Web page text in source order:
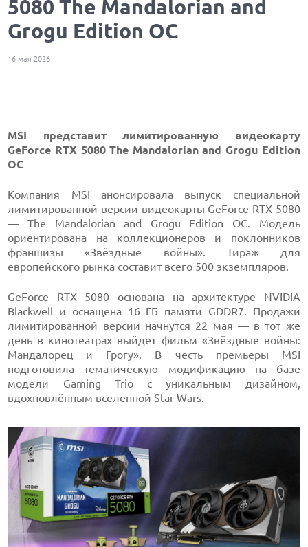
5080 The Mandalorian and
Grogu Edition OC
16 мая 2026
MSI представит лимитированную видеокарту
GeForce RTX 5080 The Mandalorian and Grogu Edition
OC
Компания MSI анонсировала выпуск специальной
лимитированной версии видеокарты GeForce RTX 5080
— The Mandalorian and Grogu Edition OC. Модель
ориентирована на коллекционеров и поклонников
франшизы «Звёздные войны». Тираж для
европейского рынка составит всего 500 экземпляров.
GeForce RTX 5080 основана на архитектуре NVIDIA
Blackwell и оснащена 16 ГБ памяти GDDR7. Продажи
лимитированной версии начнутся 22 мая — в тот же
день в кинотеатрах выйдет фильм «Звёздные войны:
Мандалорец и Грогу». В честь премьеры MSI
подготовила тематическую модификацию на базе
модели Gaming Trio с уникальным дизайном,
вдохновлённым вселенной Star Wars.